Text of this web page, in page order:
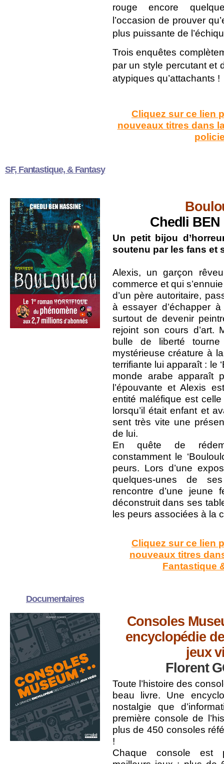
rouge encore
l’occasion de prouver
plus puissante de
Trois enquêtes
par un style percutant et
atypiques qu’attachants !
Cliquez sur ce lien
nouveaux titres dans
SF, Fantastique, & Fantasy
Chedli
Un petit bijou
soutenu par les fans et
Alexis, un garçon
commerce et qui
d’un père autoritaire,
à essayer d’échapper
surtout de devenir
rejoint son cours d’art.
bulle de liberté
mystérieuse créature à
terrifiante lui apparaît : le
monde arabe apparaît
l’épouvante et Alexis
entité maléfique est
lorsqu’il était enfant et
sent très vite une
de lui.
En quête de
constamment le
peurs. Lors d’une
quelques-unes de
rencontre d’une jeune
déconstruit dans ses
les peurs associées à la
Cliquez sur ce lien
nouveaux titres
Fantastique
Documentaires
Consoles
encyclopédie
jeux
Florent
Toute l’histoire des
beau livre. Une
nostalgie que
première console de
plus de 450 consoles
!
Chaque console est